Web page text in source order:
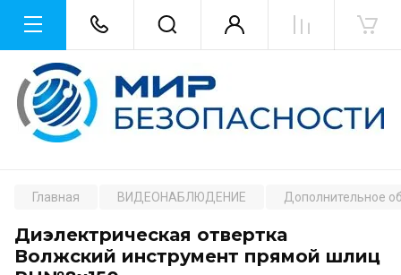
Главная ВИДЕОНАБЛЮДЕНИЕ Дополнительное
Диэлектрическая отвертка
Волжский инструмент прямой шлиц